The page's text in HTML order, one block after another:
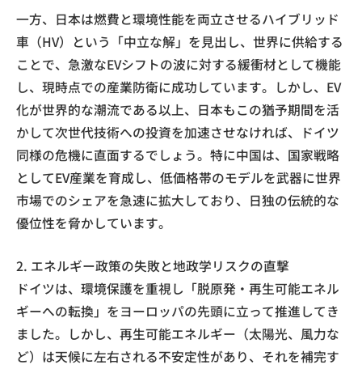
一方、日本は燃費と環境性能を両立させるハイブリッド
車（HV）という「中立な解」を見出し、世界に供給する
ことで、急激なEVシフトの波に対する緩衝材として機能
し、現時点での産業防衛に成功しています。しかし、EV
化が世界的な潮流である以上、日本もこの猶予期間を活
かして次世代技術への投資を加速させなければ、ドイツ
同様の危機に直面するでしょう。特に中国は、国家戦略
としてEV産業を育成し、低価格帯のモデルを武器に世界
市場でのシェアを急速に拡大しており、日独の伝統的な
優位性を脅かしています。
2. エネルギー政策の失敗と地政学リスクの直撃
ドイツは、環境保護を重視し「脱原発・再生可能エネル
ギーへの転換」をヨーロッパの先頭に立って推進してき
ました。しかし、再生可能エネルギー（太陽光、風力な
ど）は天候に左右される不安定性があり、それを補完す